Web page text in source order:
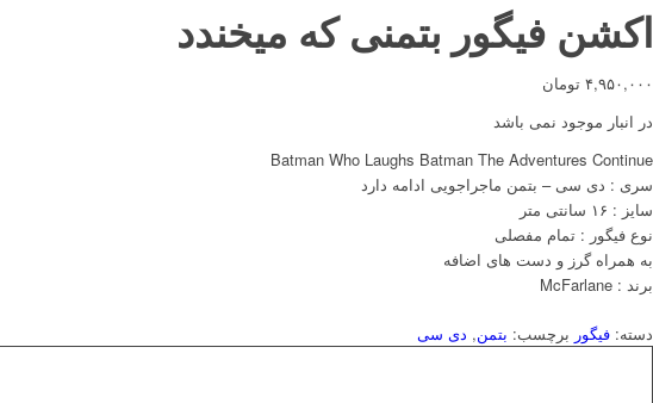
اکشن فیگور بتمنی که میخندد
۴,۹۵۰,۰۰۰ تومان
در انبار موجود نمی باشد
Batman Who Laughs Batman The Adventures Continue
سری : دی سی – بتمن ماجراجویی ادامه دارد
سایز : ۱۶ سانتی متر
نوع فیگور : تمام مفصلی
به همراه گرز و دست های اضافه
برند : McFarlane
دسته: فیگور برچسب: بتمن, دی سی